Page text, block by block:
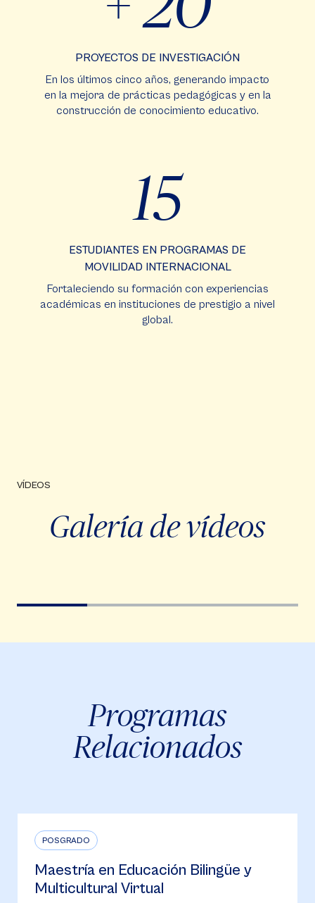
PROYECTOS DE INVESTIGACIÓN
En los últimos cinco años, generando impacto
en la mejora de prácticas pedagógicas y en la
construcción de conocimiento educativo.
15
ESTUDIANTES EN PROGRAMAS DE
MOVILIDAD INTERNACIONAL
Fortaleciendo su formación con experiencias
académicas en instituciones de prestigio a nivel
global.
VÍDEOS
Galería de vídeos
Programas
Relacionados
POSGRADO
Maestría en Educación Bilingüe y
Multicultural Virtual